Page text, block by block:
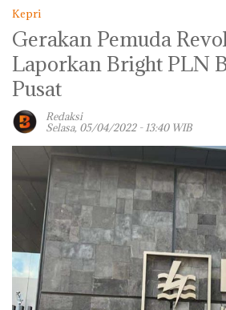
Kepri
Gerakan Pemuda
Laporkan Bright PLN
Pusat
Redaksi
Selasa, 05/04/2022 - 13:40 WIB